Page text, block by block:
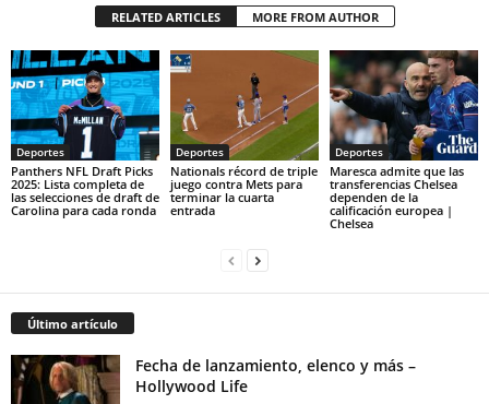
RELATED ARTICLES MORE FROM AUTHOR
Deportes
Panthers NFL Draft Picks
2025: Lista completa de
las selecciones de draft de
Carolina para cada ronda
Deportes
Nationals récord de triple
juego contra Mets para
terminar la cuarta
entrada
Deportes
Maresca admite que las
transferencias Chelsea
dependen de la
calificación europea |
Chelsea
Último artículo
Fecha de lanzamiento, elenco y más –
Hollywood Life